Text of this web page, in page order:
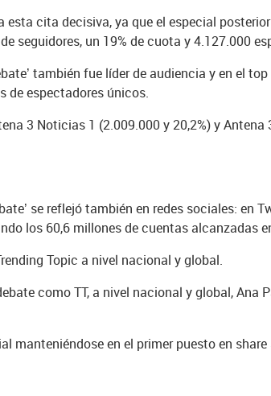
cita decisiva, ya que el especial posterior
seguidores, un 19% de cuota y 4.127.000
también fue líder de audiencia y en el
de espectadores únicos.
3 Noticias 1 (2.009.000 y 20,2%) y
se reflejó también en redes sociales:
los 60,6 millones de cuentas alcanzadas
Topic a nivel nacional y global.
como TT, a nivel nacional y global, Ana
manteniéndose en el primer puesto en